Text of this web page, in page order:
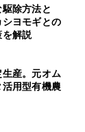
除方法と
ヨモギとの
解説
産。元オム
用型有機農